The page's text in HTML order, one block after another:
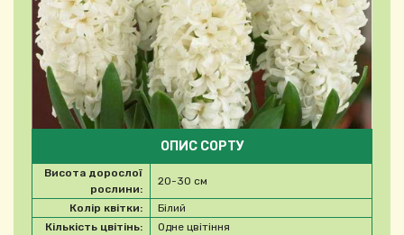
ОПИС СОРТУ
Висота дорослої
рослини:
20-30 см
Колір квітки:
Білий
Кількість цвітінь:
Одне цвітіння